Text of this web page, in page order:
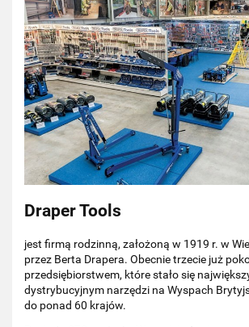
Draper Tools
jest firmą rodzinną, założoną w 1919 r. w
przez Berta Drapera. Obecnie trzecie już
przedsiębiorstwem, które stało się
dystrybucyjnym narzędzi na Wyspach
do ponad 60 krajów.